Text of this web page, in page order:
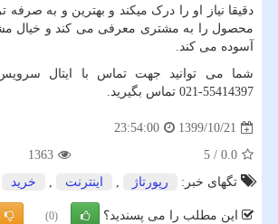
دقیقا نیاز او را درک میکند و بهترین و به صرفه
محصول را به مشتری معرفی می کند و خیال
آسوده می کند.
شما می توانید جهت تماس با ایتال
55414397-021 تماس بگیرید.
1399/10/21
23:54:00
0.0
/
5
1363
تگهای خبر:
رپورتاژ , اینترنت , خرید
این مطلب را می پسندید؟ (0)